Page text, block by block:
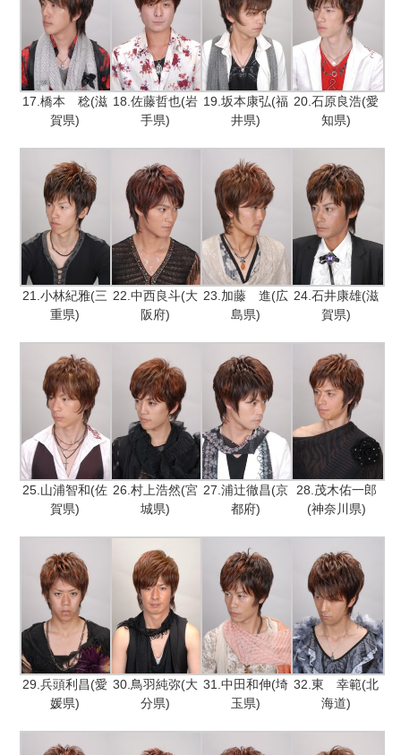
17.橋本 稔(滋
賀県)
18.佐藤哲也(岩
手県)
19.坂本康弘(福
井県)
20.石原良浩(愛
知県)
21.小林紀雅(三
重県)
22.中西良斗(大
阪府)
23.加藤 進(広
島県)
24.石井康雄(滋
賀県)
25.山浦智和(佐
賀県)
26.村上浩然(宮
城県)
27.浦辻徹昌(京
都府)
28.茂木佑一郎
(神奈川県)
29.兵頭利昌(愛
媛県)
30.鳥羽純弥(大
分県)
31.中田和伸(埼
玉県)
32.東 幸範(北
海道)